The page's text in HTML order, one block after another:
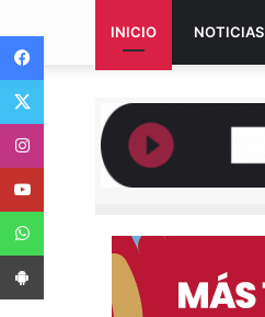
INICIO NOTICIAS
Instagram